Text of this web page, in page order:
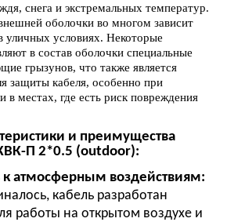
снега и экстремальных температур.
оболочки во многом зависит
уличных условиях. Некоторые
в состав оболочки специальные
грызунов, что также является
защиты кабеля, особенно при
в местах, где есть риск повреждения
и преимущества
П 2*0.5 (outdoor):
к атмосферным воздействиям:
кабель разработан
работы на открытом воздухе и